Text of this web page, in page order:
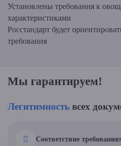
Установлены требования к
характеристиками
Росстандарт будет
требования
Мы гарантируем!
Легитимность всех
Соответствие